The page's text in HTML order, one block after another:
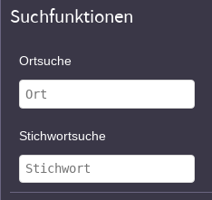
Suchfunktionen
Ortsuche
Stichwortsuche